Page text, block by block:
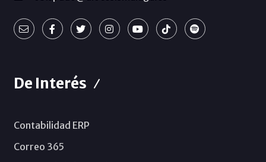
De Interés
Contabilidad ERP
Correo 365